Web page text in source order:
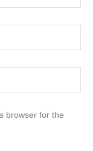
browser for the